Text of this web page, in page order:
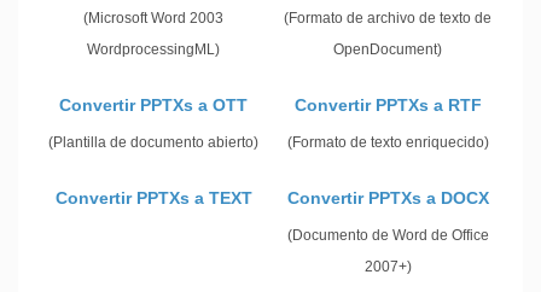
(Microsoft Word 2003
WordprocessingML)
(Formato de archivo de texto de
OpenDocument)
Convertir PPTXs a OTT
(Plantilla de documento abierto)
Convertir PPTXs a RTF
(Formato de texto enriquecido)
Convertir PPTXs a TEXT Convertir PPTXs a DOCX
(Documento de Word de Office
2007+)